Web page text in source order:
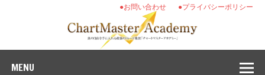
●プライバシーポリシー
●お問い合わせ
MENU